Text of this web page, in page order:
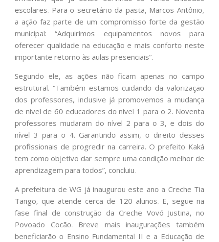
escolares. Para o secretário da pasta, Marcos Antônio,
a ação faz parte de um compromisso forte da gestão
municipal: “Adquirimos equipamentos novos para
oferecer qualidade na educação e mais conforto neste
importante retorno às aulas presenciais”.
Segundo ele, as ações não ficam apenas no campo
estrutural. “Também estamos cuidando da valorização
dos professores, inclusive já promovemos a mudança
de nível de 60 educadores do nível 1 para o 2. Noventa
professores mudaram do nível 2 para o 3, e dois do
nível 3 para o 4. Garantindo assim, o direito desses
profissionais de progredir na carreira. O prefeito Kaká
tem como objetivo dar sempre uma condição melhor de
aprendizagem para todos”, concluiu.
A prefeitura de WG já inaugurou este ano a Creche Tia
Tango, que atende cerca de 120 alunos. E, segue na
fase final de construção da Creche Vovó Justina, no
Povoado Cocão. Breve mais inaugurações também
beneficiarão o Ensino Fundamental II e a Educação de